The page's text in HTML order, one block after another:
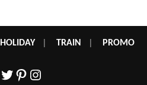
HOLIDAY| TRAIN PROMO
Twitter
Pinterest
Instagram